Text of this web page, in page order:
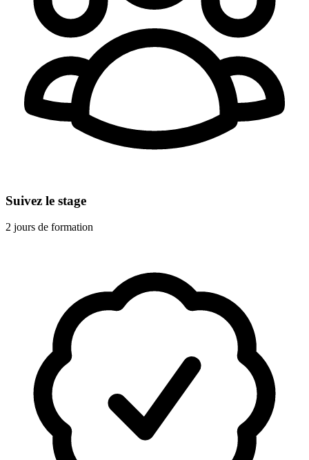
Suivez le stage
2 jours de formation